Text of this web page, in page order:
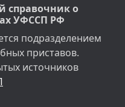
справочник о
УФССП РФ
подразделением
приставов.
источников